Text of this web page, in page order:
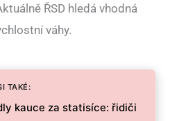
ŘSD hledá vhodná
váhy.
TAKÉ:
kauce za statisíce: řidiči